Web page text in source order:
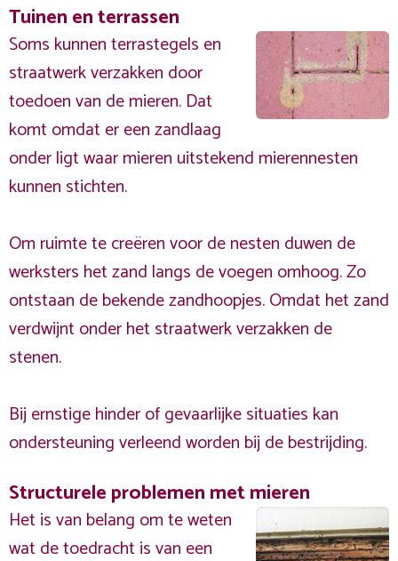
Tuinen en terrassen
Soms kunnen terrastegels en
straatwerk verzakken door
toedoen van de mieren. Dat
komt omdat er een zandlaag
onder ligt waar mieren uitstekend mierennesten
kunnen stichten.
Om ruimte te creëren voor de nesten duwen de
werksters het zand langs de voegen omhoog. Zo
ontstaan de bekende zandhoopjes. Omdat het zand
verdwijnt onder het straatwerk verzakken de
stenen.
Bij ernstige hinder of gevaarlijke situaties kan
ondersteuning verleend worden bij de bestrijding.
Structurele problemen met mieren
Het is van belang om te weten
wat de toedracht is van een